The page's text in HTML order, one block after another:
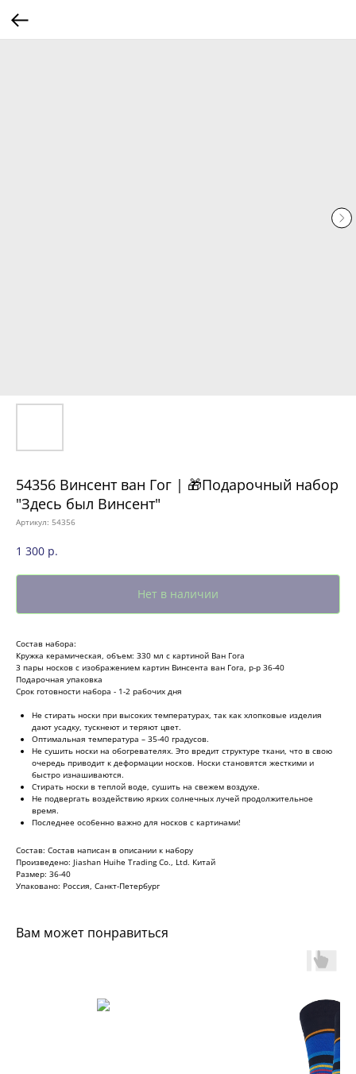
54356 Винсент ван Гог | 🎁Подарочный набор
"Здесь был Винсент"
Артикул: 54356
1 300 р.
Нет в наличии
Состав набора:
Кружка керамическая, объем: 330 мл с картиной Ван Гога
3 пары носков с изображением картин Винсента ван Гога, р-р 36-40
Подарочная упаковка
Срок готовности набора - 1-2 рабочих дня
Не стирать носки при высоких температурах, так как хлопковые изделия
дают усадку, тускнеют и теряют цвет.
Оптимальная температура – 35-40 градусов.
Не сушить носки на обогревателях. Это вредит структуре ткани, что в свою
очередь приводит к деформации носков. Носки становятся жесткими и
быстро изнашиваются.
Стирать носки в теплой воде, сушить на свежем воздухе.
Не подвергать воздействию ярких солнечных лучей продолжительное
время.
Последнее особенно важно для носков с картинами!
Состав: Состав написан в описании к набору
Произведено: Jiashan Huihe Trading Co., Ltd. Китай
Размер: 36-40
Упаковано: Россия, Санкт-Петербург
Вам может понравиться